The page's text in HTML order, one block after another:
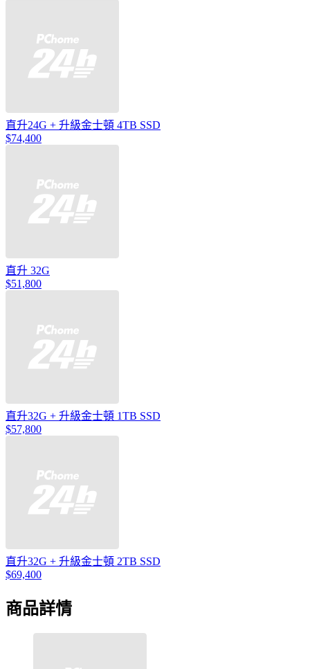
直升24G + 升級金士頓 4TB SSD
$74,400
直升 32G
$51,800
直升32G + 升級金士頓 1TB SSD
$57,800
直升32G + 升級金士頓 2TB SSD
$69,400
商品詳情